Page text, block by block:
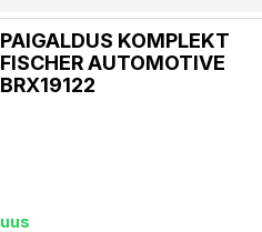
PAIGALDUS KOMPLEKT
FISCHER AUTOMOTIVE
BRX19122
uus